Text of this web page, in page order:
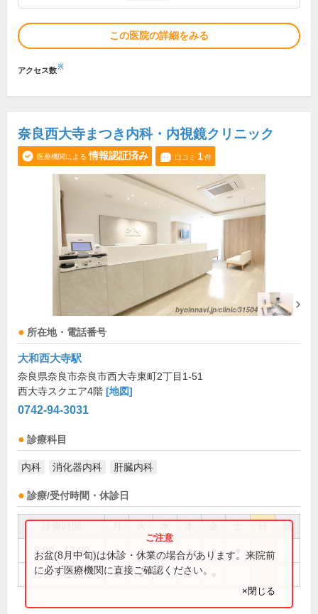
この医院の詳細をみる
アクセス数※
奈良西大寺まつき内科・内視鏡クリニック
医療機関による 情報認証済み 口コミ 1件
所在地・電話番号
大和西大寺駅
奈良県奈良市奈良市西大寺東町2丁目1-51
西大寺スクエア4階 [地図]
0742-94-3031
診療科目
内科 消化器内科 肝臓内科
診療/受付時間・休診日
祝
9:00～12:00 ● ● ● ●
16:00～18:00 ● ● ●
お盆(8月中旬)は休診・休業の場合があります。来院前
に必ず医療機関に直接ご確認ください。
×閉じる